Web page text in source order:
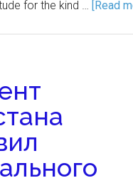
for the kind … [Read